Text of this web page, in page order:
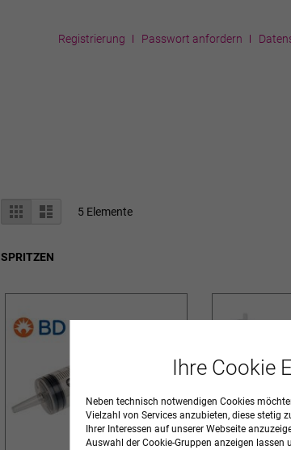
Registrierung Passwort anfordern
Anzeigen
als
Liste Liste 5Elemente
SPRITZEN
Ihre Cookie
Neben technisch notwendigen Cookies
Vielzahl von Services anzubieten, diese stetig
Ihrer Interessen auf unserer Webseite
Auswahl der Cookie-Gruppen anzeigen lassen